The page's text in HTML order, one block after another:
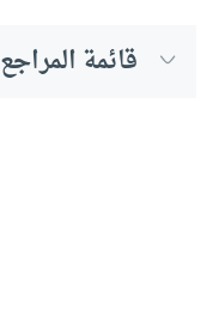
قائمة المراجع